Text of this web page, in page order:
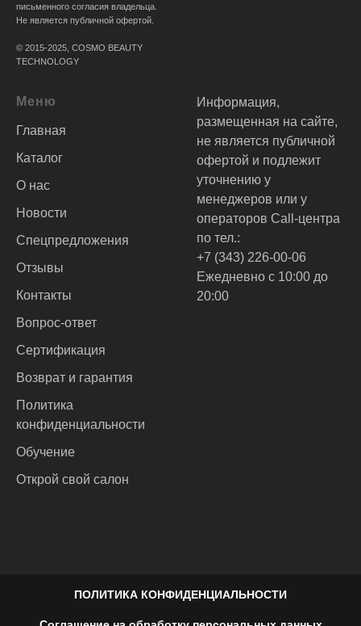
письменного согласия владельца.
Не является публичной офертой.
© 2015-2025, COSMO BEAUTY
TECHNOLOGY
Меню
Главная
Каталог
О нас
Новости
Спецпредложения
Отзывы
Контакты
Вопрос-ответ
Сертификация
Возврат и гарантия
Политика
конфиденциальности
Обучение
Открой свой салон
Информация,
размещенная на сайте,
не является публичной
офертой и подлежит
уточнению у
менеджеров или у
операторов Call-центра
по тел.:
+7 (343) 226-00-06
Ежедневно с 10:00 до
20:00
ПОЛИТИКА КОНФИДЕНЦИАЛЬНОСТИ